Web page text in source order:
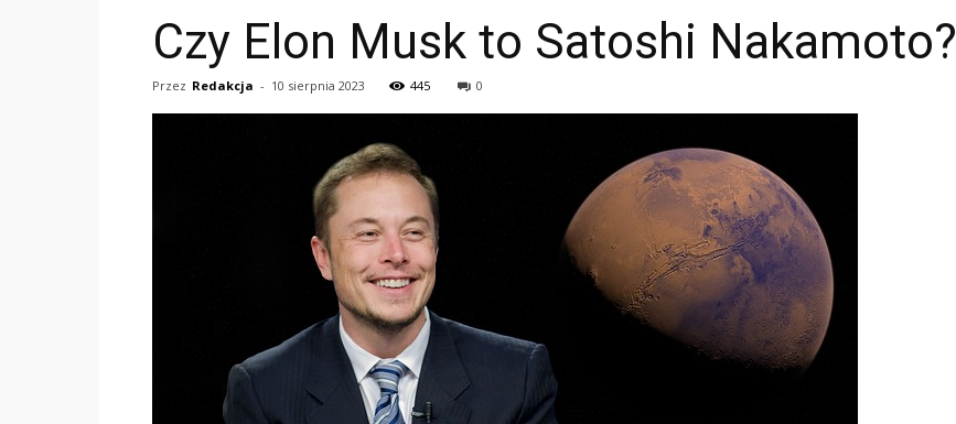
Czy Elon Musk to Satoshi Nakamoto?
Przez Redakcja - 10 sierpnia 2023 445 0